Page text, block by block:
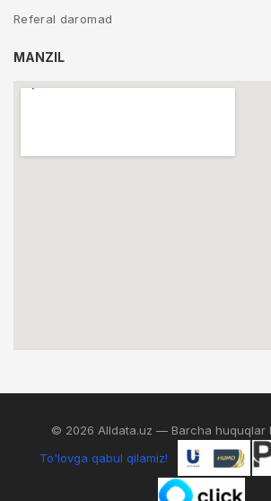
Referal daromad
MANZIL
© 2026 Alldata.uz — Barcha huquqlar
To'lovga qabul qilamiz!